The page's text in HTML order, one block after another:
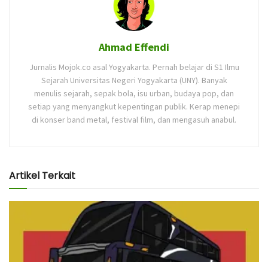
Ahmad Effendi
Jurnalis Mojok.co asal Yogyakarta. Pernah belajar di S1 Ilmu
Sejarah Universitas Negeri Yogyakarta (UNY). Banyak
menulis sejarah, sepak bola, isu urban, budaya pop, dan
setiap yang menyangkut kepentingan publik. Kerap menepi
di konser band metal, festival film, dan mengasuh anabul.
Artikel Terkait